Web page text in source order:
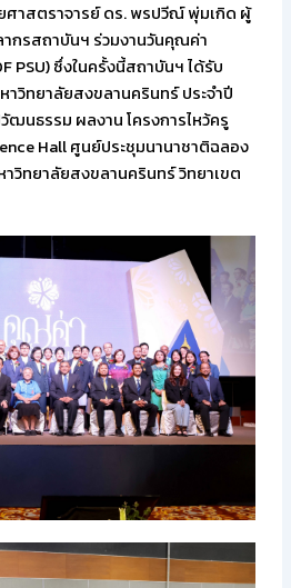
ศาสตราจารย์ ดร. พรปวีณ์ พุ่มเกิด ผู้
กรสถาบันฯ ร่วมงานวันคุณค่า
PSU) ซึ่งในครั้งนี้สถาบันฯ ได้รับ
าวิทยาลัยสงขลานครินทร์ ประจำปี
ฒนธรรม ผลงาน โครงการไหว้ครู
Hall ศูนย์ประชุมนานาชาติฉลอง
วิทยาลัยสงขลานครินทร์ วิทยาเขต